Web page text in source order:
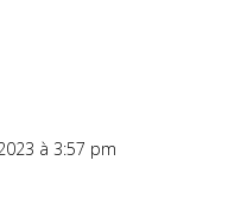
à 3:57 pm